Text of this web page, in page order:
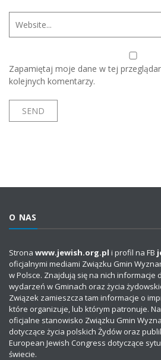
Zapamiętaj moje dane w tej
kolejnych komentarzy.
O NAS
Strona www.jewish.org.pl i profil na FB
oficjalnymi mediami Związku Gmin
w Polsce. Znajdują się na nich informacje
wydarzeń w Gminach oraz życia
Związek zamieszcza tam informacje o
które organizuje, lub którym patronuje.
oficjalne stanowisko Związku Gmin
dotyczące życia polskich Żydów oraz
European Jewish Congress dotyczące
świecie.